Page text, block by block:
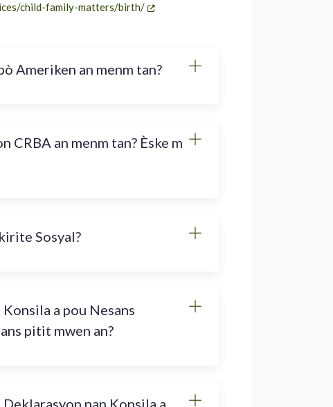
child-family-matters/birth/
Ameriken an menm tan?
CRBA an menm tan? Èske m
Sosyal?
a pou Nesans
pitit mwen an?
nan Konsila a